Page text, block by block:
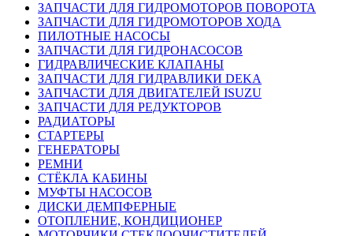
ЗАПЧАСТИ ДЛЯ ГИДРОМОТОРОВ ПОВОРОТА
ЗАПЧАСТИ ДЛЯ ГИДРОМОТОРОВ ХОДА
ПИЛОТНЫЕ НАСОСЫ
ЗАПЧАСТИ ДЛЯ ГИДРОНАСОСОВ
ГИДРАВЛИЧЕСКИЕ КЛАПАНЫ
ЗАПЧАСТИ ДЛЯ ГИДРАВЛИКИ DEKA
ЗАПЧАСТИ ДЛЯ ДВИГАТЕЛЕЙ ISUZU
ЗАПЧАСТИ ДЛЯ РЕДУКТОРОВ
РАДИАТОРЫ
СТАРТЕРЫ
ГЕНЕРАТОРЫ
РЕМНИ
СТЁКЛА КАБИНЫ
МУФТЫ НАСОСОВ
ДИСКИ ДЕМПФЕРНЫЕ
ОТОПЛЕНИЕ, КОНДИЦИОНЕР